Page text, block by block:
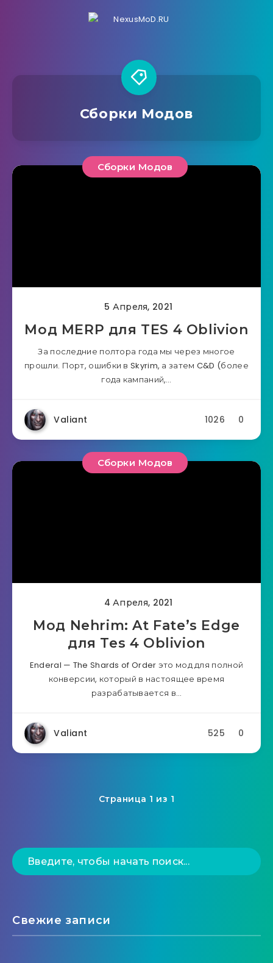
Сборки Модов
Сборки Модов
5 Апреля, 2021
Мод MERP для TES 4 Oblivion
За последние полтора года мы через многое
прошли. Порт, ошибки в Skyrim, а затем C&D (более
года кампаний,…
Valiant 0
1026
Сборки Модов
4 Апреля, 2021
Мод Nehrim: At Fate’s Edge
для Tes 4 Oblivion
Enderal — The Shards of Order это мод для полной
конверсии, который в настоящее время
разрабатывается в…
Valiant 0
525
Страница 1 из 1
Свежие записи